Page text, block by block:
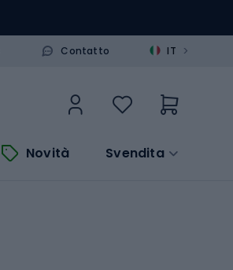
Contatto IT >
Novità Svendita